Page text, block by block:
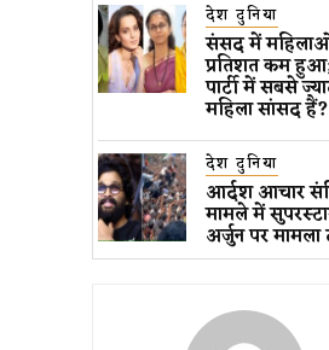
देश दुनिया
संसद में
प्रतिशत कम
पार्टी में सबसे
महिला सांसद हैं?
देश दुनिया
आर्दश आचार
मामले में
अर्जुन पर मामला